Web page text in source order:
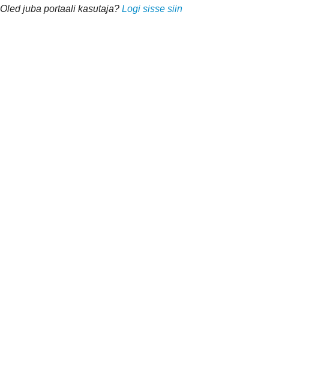
Oled juba portaali kasutaja? Logi sisse siin